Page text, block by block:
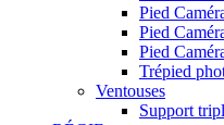
Pied
Pied
Pied
Trépied
Ventouses
Support